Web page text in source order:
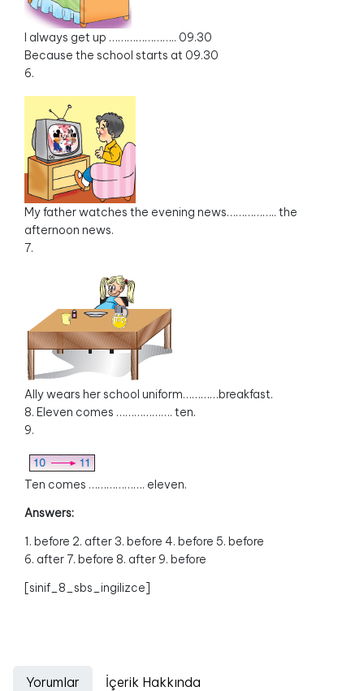
I always get up ………………….. 09.30
Because the school starts at 09.30
6.
My father watches the evening news…………….. the
afternoon news.
7.
Ally wears her school uniform…………breakfast.
8. Eleven comes ………………. ten.
9.
Ten comes ………………. eleven.
Answers:
1. before 2. after 3. before 4. before 5. before
6. after 7. before 8. after 9. before
[sinif_8_sbs_ingilizce]
Yorumlar İçerik Hakkında